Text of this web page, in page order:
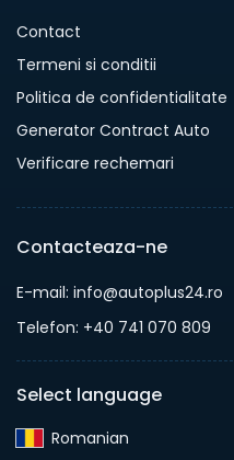
Contact
Termeni si conditii
Politica de confidentialitate
Generator Contract Auto
Verificare rechemari
Contacteaza-ne
E-mail: info@autoplus24.ro
Telefon: +40 741 070 809
Select language
Romanian‎